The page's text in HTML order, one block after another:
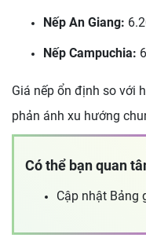
Nếp An Giang:
Nếp Campuchia:
Giá nếp ổn định so với
phản ánh xu hướng
Có thể bạn quan
Cập nhật Bảng